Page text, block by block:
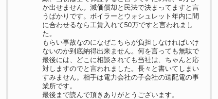
か出せません。減価償却と民法で決まってますと言
うばかりです。ボイラーとウォシュレット年内に間
に合わせるなら工賃入れて50万ですと言われまし
た。
もらい事故なのになぜこちらが負担しなければいけ
ないのか到底納得出来ません。何を言っても無駄で
最後には、どこに相談されても当社は、ちゃんと応
対しますのでと言われました。長々と書いてしまい
すみません。相手は電力会社の子会社の送配電の事
業所です。
最後まで読んで頂きありがとうございます。